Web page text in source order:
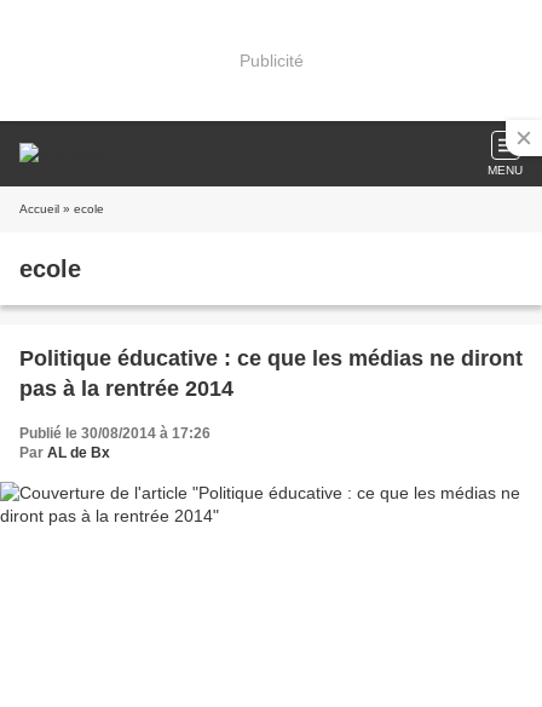
Publicité
MENU
Accueil » ecole
ecole
Politique éducative : ce que les médias ne diront
pas à la rentrée 2014
Publié le 30/08/2014 à 17:26
Par AL de Bx